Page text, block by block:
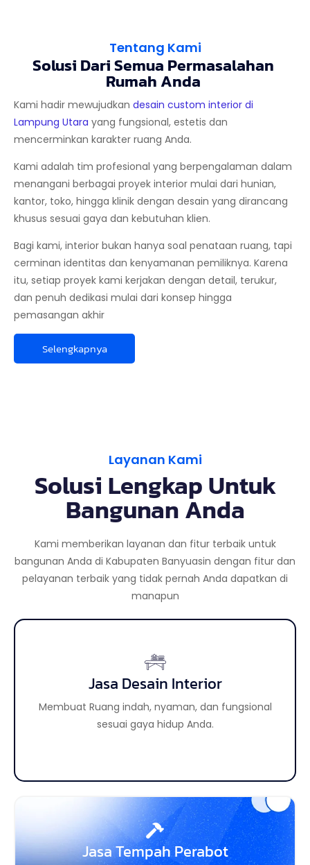
Tentang Kami
Solusi Dari Semua Permasalahan
Rumah Anda
Kami hadir mewujudkan desain custom interior di
Lampung Utara yang fungsional, estetis dan
mencerminkan karakter ruang Anda.
Kami adalah tim profesional yang berpengalaman dalam
menangani berbagai proyek interior mulai dari hunian,
kantor, toko, hingga klinik dengan desain yang dirancang
khusus sesuai gaya dan kebutuhan klien.
Bagi kami, interior bukan hanya soal penataan ruang, tapi
cerminan identitas dan kenyamanan pemiliknya. Karena
itu, setiap proyek kami kerjakan dengan detail, terukur,
dan penuh dedikasi mulai dari konsep hingga
pemasangan akhir
Selengkapnya
Layanan Kami
Solusi Lengkap Untuk
Bangunan Anda
Kami memberikan layanan dan fitur terbaik untuk
bangunan Anda di Kabupaten Banyuasin dengan fitur dan
pelayanan terbaik yang tidak pernah Anda dapatkan di
manapun
Jasa Desain Interior
Membuat Ruang indah, nyaman, dan fungsional
sesuai gaya hidup Anda.
Jasa Desain Eksterior
Membuat tampilan luar bangunan lebih aesthetic
sehingga meningkatkan daya tarik properti Anda.
Jasa Tempah Perabot
Jasa Custom Perabot